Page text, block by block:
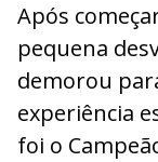
Após
pequena
demorou
experiência
foi o